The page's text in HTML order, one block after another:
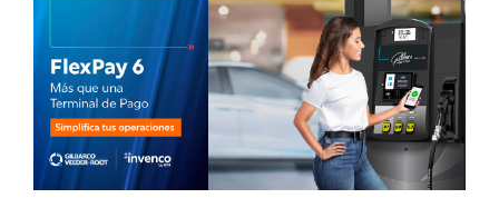
Asia Pacific
Australia
中国
South East Asia